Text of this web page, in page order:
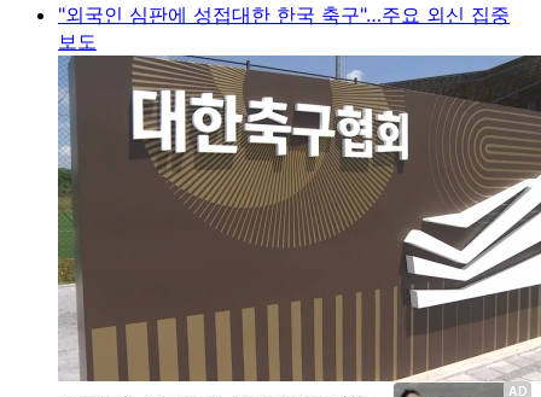
"외국인 심판에 성접대한 한국 축구"…주요 외신 집중
보도